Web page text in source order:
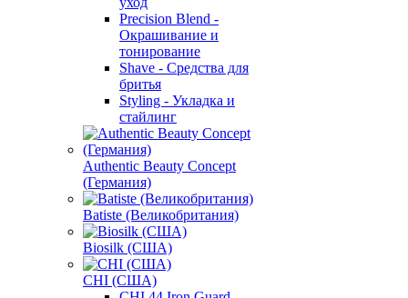
Precision Blend -
Окрашивание и
тонирование
Shave - Средства для
бритья
Styling - Укладка и
стайлинг
Authentic Beauty Concept
(Германия)
Batiste (Великобритания)
Biosilk (США)
CHI (США)